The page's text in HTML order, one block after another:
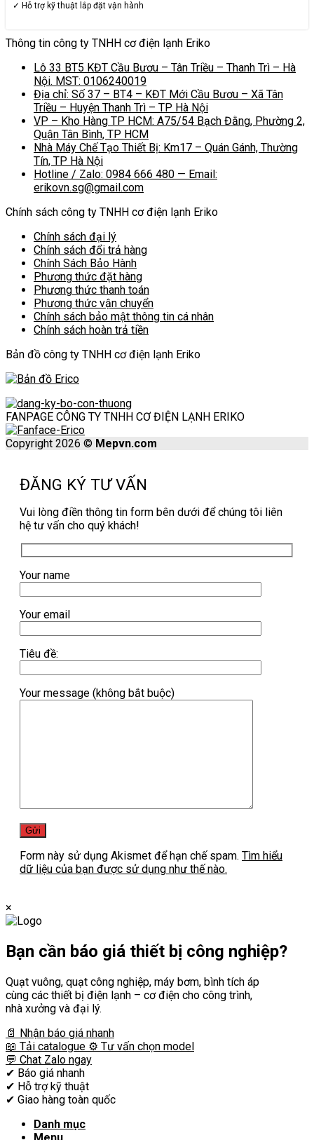
✓ Hỗ trợ kỹ thuật lắp đặt vận hành
Thông tin công ty TNHH cơ điện lạnh Eriko
Lô 33 BT5 KĐT Cầu Bươu – Tân Triều – Thanh Trì – Hà
Nội. MST: 0106240019
Địa chỉ: Số 37 – BT4 – KĐT Mới Cầu Bươu – Xã Tân
Triều – Huyện Thanh Trì – TP Hà Nội
VP – Kho Hàng TP HCM: A75/54 Bạch Đằng, Phường 2,
Quận Tân Bình, TP HCM
Nhà Máy Chế Tạo Thiết Bị: Km17 – Quán Gánh, Thường
Tín, TP Hà Nội
Hotline / Zalo: 0984 666 480 — Email:
erikovn.sg@gmail.com
Chính sách công ty TNHH cơ điện lạnh Eriko
Chính sách đại lý
Chính sách đổi trả hàng
Chính Sách Bảo Hành
Phương thức đặt hàng
Phương thức thanh toán
Phương thức vận chuyển
Chính sách bảo mật thông tin cá nhân
Chính sách hoàn trả tiền
Bản đồ công ty TNHH cơ điện lạnh Eriko
FANPAGE CÔNG TY TNHH CƠ ĐIỆN LẠNH ERIKO
Copyright 2026 © Mepvn.com
ĐĂNG KÝ TƯ VẤN
Vui lòng điền thông tin form bên dưới để chúng tôi liên
hệ tư vấn cho quý khách!
Your name
Your email
Tiêu đề:
Your message (không bắt buộc)
Form này sử dụng Akismet để hạn chế spam. Tìm hiểu
dữ liệu của bạn được sử dụng như thế nào.
×
Bạn cần báo giá thiết bị công nghiệp?
Quạt vuông, quạt công nghiệp, máy bơm, bình tích áp
cùng các thiết bị điện lạnh – cơ điện cho công trình,
nhà xưởng và đại lý.
📄 Nhận báo giá nhanh
📖 Tải catalogue ⚙️ Tư vấn chọn model
💬 Chat Zalo ngay
✔ Báo giá nhanh
✔ Hỗ trợ kỹ thuật
✔ Giao hàng toàn quốc
Danh mục